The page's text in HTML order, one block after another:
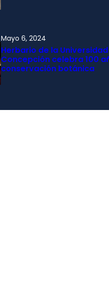
Mayo 6, 2024
Herbario de la
Concepción celebra 100
conservación botánica